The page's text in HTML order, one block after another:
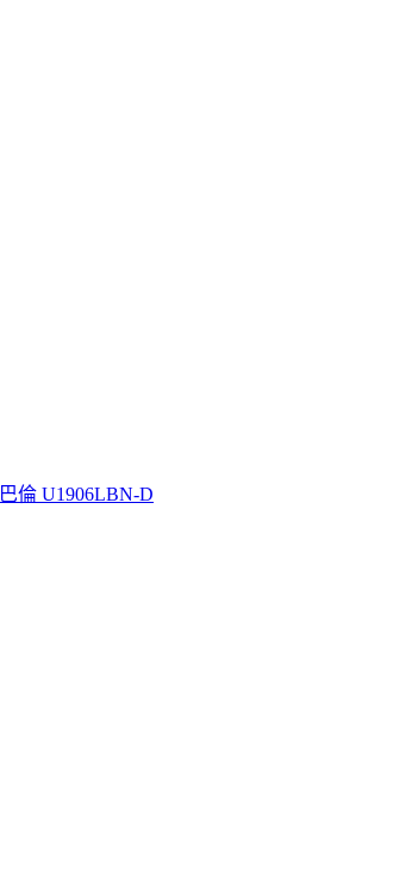
倫 U1906LBN-D